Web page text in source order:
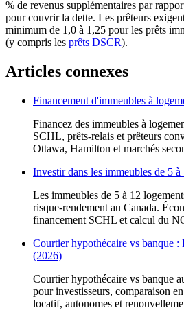
% de revenus supplémentaires par
pour couvrir la dette. Les prêteurs
minimum de 1,0 à 1,25 pour les prêts
(y compris les prêts DSCR).
Articles connexes
Financement d'immeubles à
Financez des immeubles à
SCHL, prêts-relais et prêteurs
Ottawa, Hamilton et marchés
Investir dans les immeubles de 5 à
Les immeubles de 5 à 12
risque-rendement au Canada.
financement SCHL et calcul du
Courtier hypothécaire vs banque :
(2026)
Courtier hypothécaire vs banque
pour investisseurs, comparaison
locatif, autonomes et